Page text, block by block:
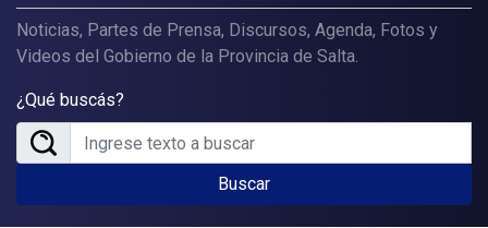
Noticias, Partes de Prensa, Discursos, Agenda, Fotos y
Videos del Gobierno de la Provincia de Salta.
¿Qué buscás?
Buscar